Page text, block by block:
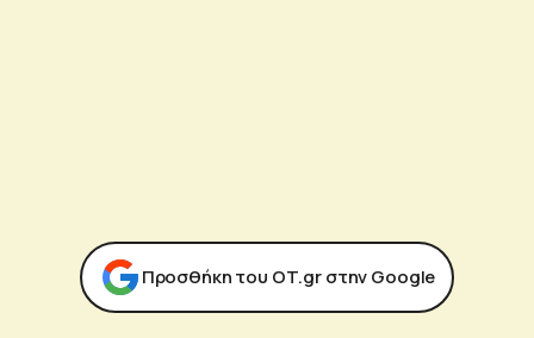
Προσθήκη του ΟΤ.gr στην Google